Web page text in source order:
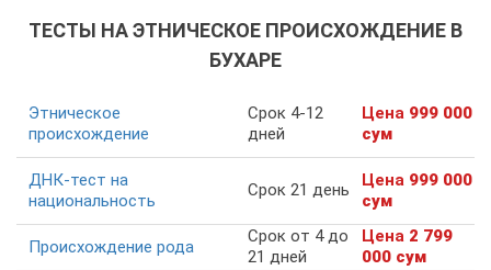
ТЕСТЫ НА ЭТНИЧЕСКОЕ ПРОИСХОЖДЕНИЕ В
БУХАРЕ
Этническое
происхождение
Срок 4-12
дней
Цена 999 000
сум
ДНК-тест на
национальность
Срок 21 день Цена 999 000
сум
Происхождение рода
Срок от 4 до
21 дней
Цена 2 799
000 сум